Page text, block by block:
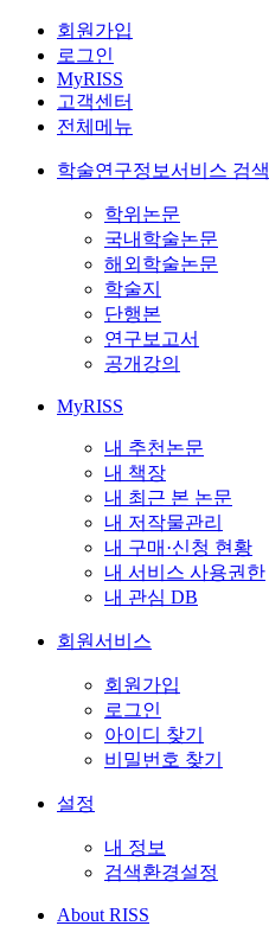
회원가입
로그인
MyRISS
고객센터
전체메뉴
학술연구정보서비스 검색
학위논문
국내학술논문
해외학술논문
학술지
단행본
연구보고서
공개강의
MyRISS
내 추천논문
내 책장
내 최근 본 논문
내 저작물관리
내 구매·신청 현황
내 서비스 사용권한
내 관심 DB
회원서비스
회원가입
로그인
아이디 찾기
비밀번호 찾기
설정
내 정보
검색환경설정
About RISS